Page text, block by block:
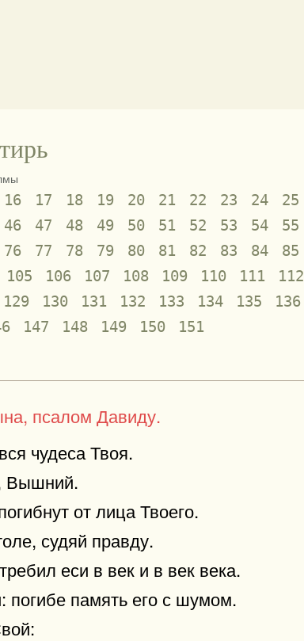
16 17 18 19 20 21 22 23 24 25
46 47 48 49 50 51 52 53 54 55
76 77 78 79 80 81 82 83 84 85
105 106 107 108 109 110 111 112
129 130 131 132 133 134 135 136
147 148 149 150 151
псалом Давиду.
чудеса Твоя.
Вышний.
от лица Твоего.
судяй правду.
еси в век и в век века.
погибе память его с шумом.